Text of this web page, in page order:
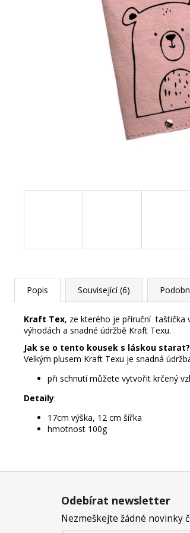
Popis Související (6)
Kraft Tex, ze kterého je příruční taštička
výhodách a snadné údržbě Kraft Texu.
Jak se o tento kousek s láskou starat?
Velkým plusem Kraft Texu je snadná
při schnutí můžete vytvořit krčený
Detaily:
17cm výška, 12 cm šířka
hmotnost 100g
Z
Odebírat newsletter
Nezmeškejte žádné novinky